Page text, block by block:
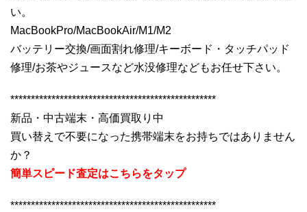
い。
MacBookPro/MacBookAir/M1/M2
バッテリー交換/画面割れ修理/キーボード・タッチパッド
修理/お茶やジュースなど水没修理などもお任せ下さい。
**************************************************
新品・中古端末・高価買取り中
買い替えで不要になった携帯端末をお持ちではありません
か？
簡単スピード査定はこちらをタップ
**************************************************